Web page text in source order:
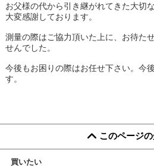
お父様の代から引き継がれてきた大切
大変感謝しております。
測量の際はご協力頂いた上に、お待た
せんでした。
今後もお困りの際はお任せ下さい。今
す。
このページ
買いたい